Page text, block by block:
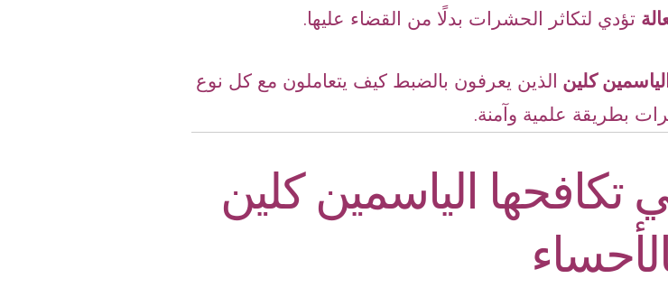
تؤدي لتكاثر الحشرات بدلًا من القضاء عليها.
كلين الذين يعرفون بالضبط كيف يتعاملون مع كل نوع
بطريقة علمية وآمنة.
تكافحها الياسمين كلين